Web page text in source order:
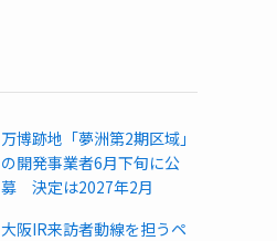
万博跡地「夢洲第2期区域」
の開発事業者6月下旬に公
募 決定は2027年2月
大阪IR来訪者動線を担うペ